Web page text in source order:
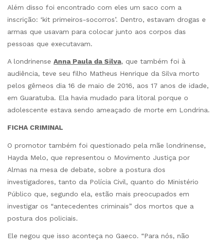
Além disso foi encontrado com eles um saco com a
inscrição: ‘kit primeiros-socorros’. Dentro, estavam drogas e
armas que usavam para colocar junto aos corpos das
pessoas que executavam.
A londrinense Anna Paula da Silva, que também foi à
audiência, teve seu filho Matheus Henrique da Silva morto
pelos gêmeos dia 16 de maio de 2016, aos 17 anos de idade,
em Guaratuba. Ela havia mudado para litoral porque o
adolescente estava sendo ameaçado de morte em Londrina.
FICHA CRIMINAL
O promotor também foi questionado pela mãe londrinense,
Hayda Melo, que representou o Movimento Justiça por
Almas na mesa de debate, sobre a postura dos
investigadores, tanto da Polícia Civil, quanto do Ministério
Público que, segundo ela, estão mais preocupados em
investigar os “antecedentes criminais” dos mortos que a
postura dos policiais.
Ele negou que isso aconteça no Gaeco. “Para nós, não